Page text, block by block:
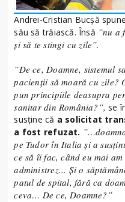
Andrei-Cristian Bucșă
său să trăiască. Însă ”nu a
și să te stingi cu zile”.
”De ce, Doamne, sistemul
pacienții să moară cu zile?
pun principiile deasupra
sanitar din România?”, se
susține că a solicitat
a fost refuzat.
pe Tudor în Italia și a
ce să îi fac, când eu mai
administrez... Și o
patul de spital, fără ca
ceva… De ce, Doamne?”